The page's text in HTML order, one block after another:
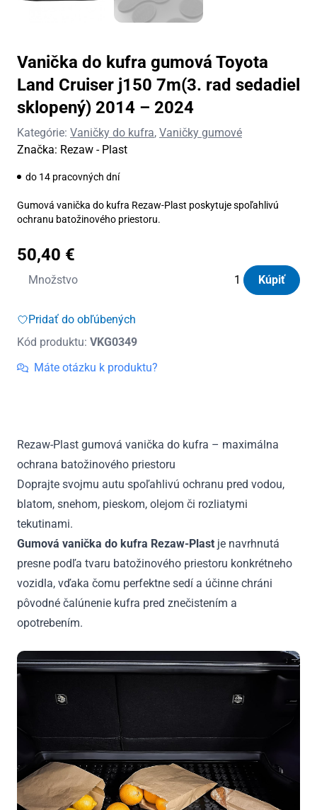
Vanička do kufra gumová Toyota
Land Cruiser j150 7m(3. rad sedadiel
sklopený) 2014 – 2024
Kategórie: Vaničky do kufra, Vaničky gumové
Značka: Rezaw - Plast
do 14 pracovných dní
Gumová vanička do kufra Rezaw-Plast poskytuje spoľahlivú
ochranu batožinového priestoru.
50,40 €
Množstvo
množstvo
do
gumová
Toyota
rad
sedadiel
sklopený)
2014
-
Kúpiť
Pridať do obľúbených
Kód produktu: VKG0349
Máte otázku k produktu?
Rezaw-Plast gumová vanička do kufra – maximálna
ochrana batožinového priestoru
Doprajte svojmu autu spoľahlivú ochranu pred vodou,
blatom, snehom, pieskom, olejom či rozliatymi
tekutinami.
Gumová vanička do kufra Rezaw-Plast je navrhnutá
presne podľa tvaru batožinového priestoru konkrétneho
vozidla, vďaka čomu perfektne sedí a účinne chráni
pôvodné čalúnenie kufra pred znečistením a
opotrebením.